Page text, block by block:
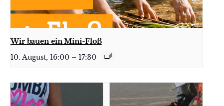
Wir bauen ein Mini-Floß
10. August, 16:00 – 17:30